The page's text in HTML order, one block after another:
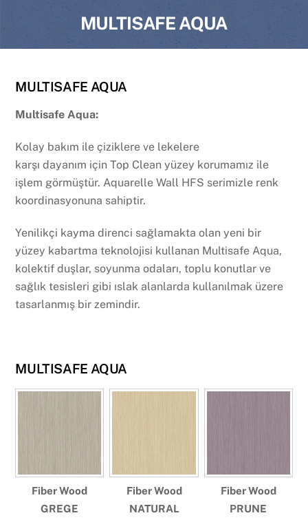
MULTISAFE AQUA
MULTISAFE AQUA
Multisafe Aqua:
Kolay bakım ile çiziklere ve lekelere
karşı dayanım için Top Clean yüzey korumamız ile
işlem görmüştür. Aquarelle Wall HFS serimizle renk
koordinasyonuna sahiptir.
Yenilikçi kayma direnci sağlamakta olan yeni bir
yüzey kabartma teknolojisi kullanan Multisafe Aqua,
kolektif duşlar, soyunma odaları, toplu konutlar ve
sağlık tesisleri gibi ıslak alanlarda kullanılmak üzere
tasarlanmış bir zemindir.
MULTISAFE AQUA
Fiber Wood
GREGE
Fiber Wood
NATURAL
Fiber Wood
PRUNE